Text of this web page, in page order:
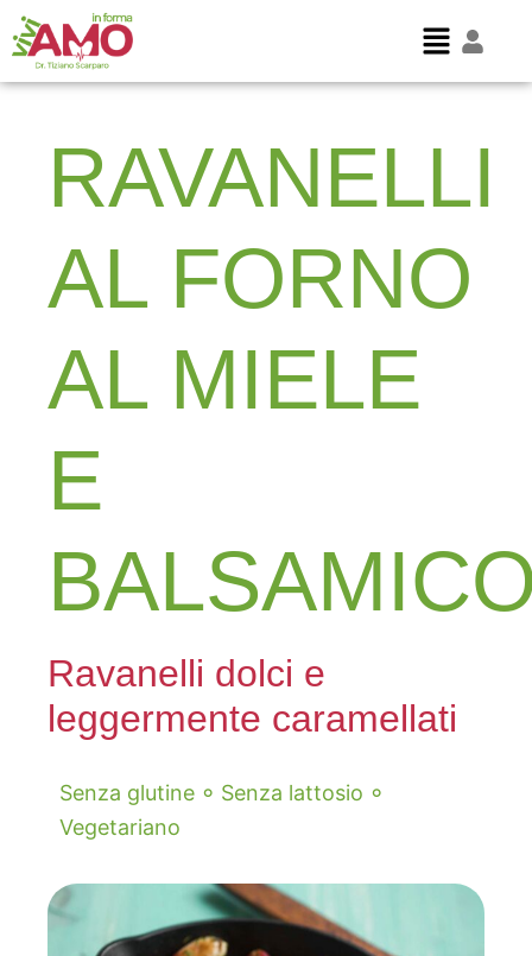
RAVANELLI
AL FORNO
AL MIELE
E
Ravanelli dolci e
leggermente caramellati
Senza glutine ◦ Senza lattosio ◦
Vegetariano